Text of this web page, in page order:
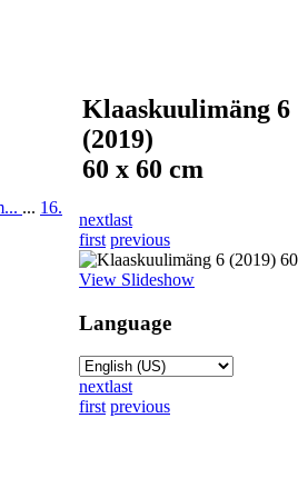
... 16.
Klaaskuulimäng 6
(2019)
60 x 60 cm
nextlast
first previous
View Slideshow
Language
nextlast
first previous